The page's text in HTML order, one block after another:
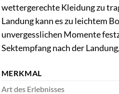
wettergerechte Kleidung zu
Landung kann es zu leichtem
unvergesslichen Momente
Sektempfang nach der
MERKMAL
Art des Erlebnisses